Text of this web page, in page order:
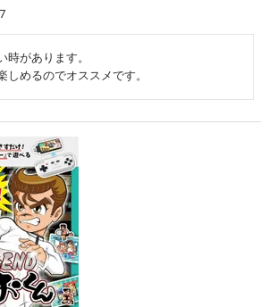
時があります。
しめるのでオススメです。